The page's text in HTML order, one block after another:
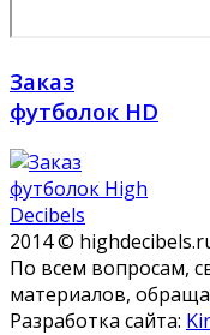
Заказ
футболок HD
2014 ©
По всем вопросам,
материалов,
Разработка сайта: